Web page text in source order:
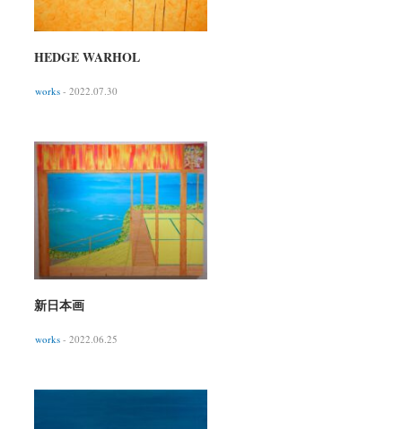
HEDGE WARHOL
works - 2022.07.30
新日本画
works - 2022.06.25